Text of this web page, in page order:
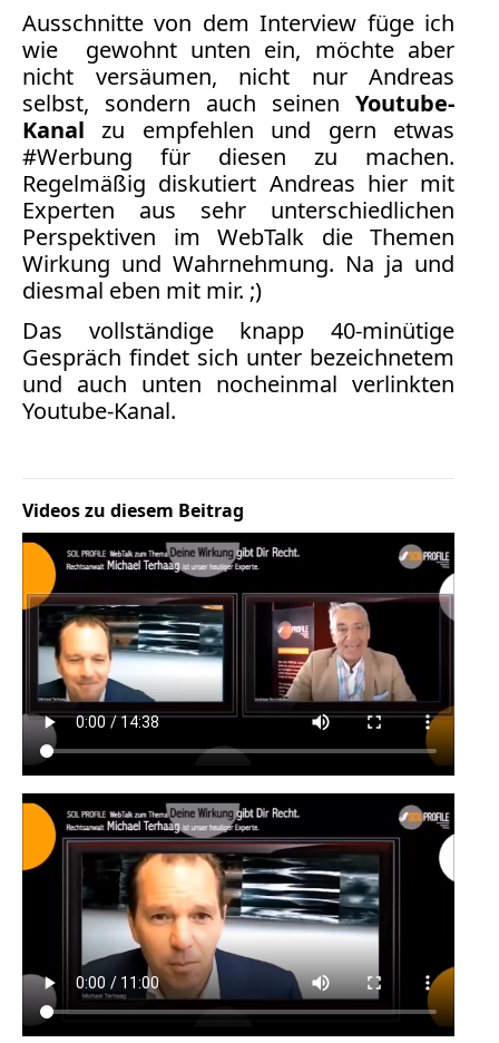
Ausschnitte von dem Interview füge ich
wie gewohnt unten ein, möchte aber
nicht versäumen, nicht nur Andreas
selbst, sondern auch seinen Youtube-
Kanal zu empfehlen und gern etwas
#Werbung für diesen zu machen.
Regelmäßig diskutiert Andreas hier mit
Experten aus sehr unterschiedlichen
Perspektiven im WebTalk die Themen
Wirkung und Wahrnehmung. Na ja und
diesmal eben mit mir. ;)
Das vollständige knapp 40-minütige
Gespräch findet sich unter bezeichnetem
und auch unten nocheinmal verlinkten
Youtube-Kanal.
Videos zu diesem Beitrag
Influencer
Instagram
Internetrecht
Markenrecht
Meinungsfreiheit
Persönlichkeitsrecht
Print
Radio
Sportwetten
TV
Tagesspiegel
Urheberrecht
Verbraucherrecht
Volle
Werbung
Wettbewerbsrecht
ZDF
online
print